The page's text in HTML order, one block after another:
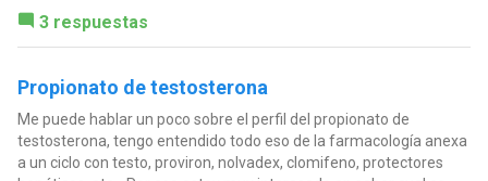
3 respuestas
Propionato de testosterona
Me puede hablar un poco sobre el perfil del propionato de
testosterona, tengo entendido todo eso de la farmacología anexa
a un ciclo con testo, proviron, nolvadex, clomifeno, protectores